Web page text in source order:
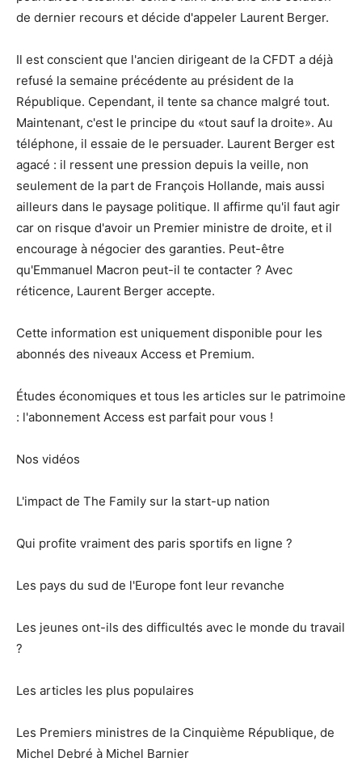
de dernier recours et décide d'appeler Laurent Berger.
Il est conscient que l'ancien dirigeant de la CFDT a déjà
refusé la semaine précédente au président de la
République. Cependant, il tente sa chance malgré tout.
Maintenant, c'est le principe du «tout sauf la droite». Au
téléphone, il essaie de le persuader. Laurent Berger est
agacé : il ressent une pression depuis la veille, non
seulement de la part de François Hollande, mais aussi
ailleurs dans le paysage politique. Il affirme qu'il faut agir
car on risque d'avoir un Premier ministre de droite, et il
encourage à négocier des garanties. Peut-être
qu'Emmanuel Macron peut-il te contacter ? Avec
réticence, Laurent Berger accepte.
Cette information est uniquement disponible pour les
abonnés des niveaux Access et Premium.
Études économiques et tous les articles sur le patrimoine
: l'abonnement Access est parfait pour vous !
Nos vidéos
L'impact de The Family sur la start-up nation
Qui profite vraiment des paris sportifs en ligne ?
Les pays du sud de l'Europe font leur revanche
Les jeunes ont-ils des difficultés avec le monde du travail
?
Les articles les plus populaires
Les Premiers ministres de la Cinquième République, de
Michel Debré à Michel Barnier